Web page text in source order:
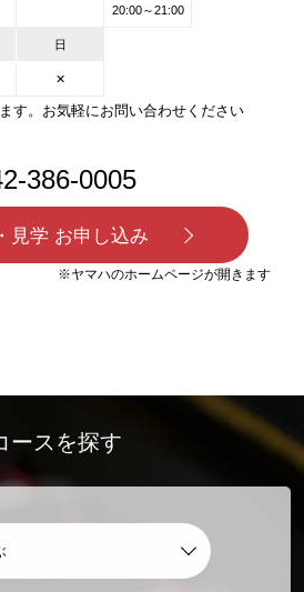
20:00～21:00
日
✕
す。お気軽にお問い合わせください
386-0005
見学 お申し込み
※ヤマハのホームページが開きます
ースを探す